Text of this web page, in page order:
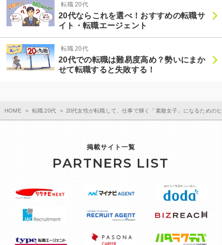
20代ならこれを選べ！おすすめの転職サ
イト・転職エージェント
転職 20代
20代での転職は難易度高め？勢いにまか
せて転職すると失敗する！
転職 20代
HOME 転職 20代 20代女性が転職して、仕事で輝く「素敵女子」になるための
掲載サイト一覧
PARTNERS LIST